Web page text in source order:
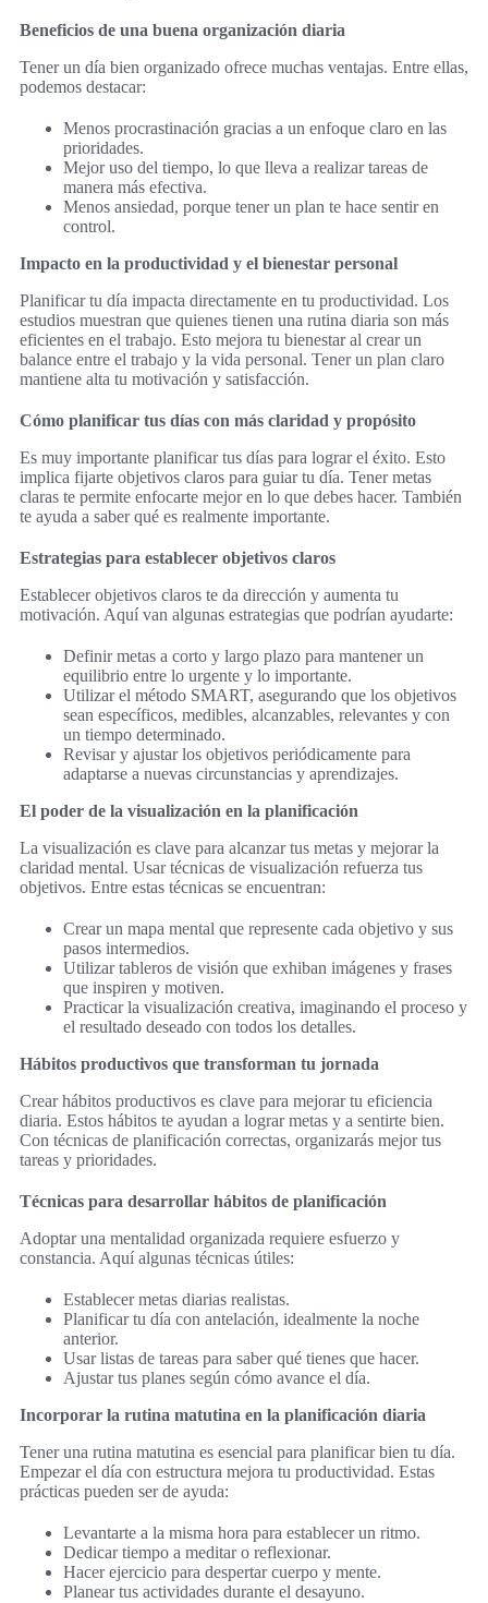
Beneficios de una buena organización diaria
Tener un día bien organizado ofrece muchas ventajas. Entre ellas,
podemos destacar:
Menos procrastinación gracias a un enfoque claro en las
prioridades.
Mejor uso del tiempo, lo que lleva a realizar tareas de
manera más efectiva.
Menos ansiedad, porque tener un plan te hace sentir en
control.
Impacto en la productividad y el bienestar personal
Planificar tu día impacta directamente en tu productividad. Los
estudios muestran que quienes tienen una rutina diaria son más
eficientes en el trabajo. Esto mejora tu bienestar al crear un
balance entre el trabajo y la vida personal. Tener un plan claro
mantiene alta tu motivación y satisfacción.
Cómo planificar tus días con más claridad y propósito
Es muy importante planificar tus días para lograr el éxito. Esto
implica fijarte objetivos claros para guiar tu día. Tener metas
claras te permite enfocarte mejor en lo que debes hacer. También
te ayuda a saber qué es realmente importante.
Estrategias para establecer objetivos claros
Establecer objetivos claros te da dirección y aumenta tu
motivación. Aquí van algunas estrategias que podrían ayudarte:
Definir metas a corto y largo plazo para mantener un
equilibrio entre lo urgente y lo importante.
Utilizar el método SMART, asegurando que los objetivos
sean específicos, medibles, alcanzables, relevantes y con
un tiempo determinado.
Revisar y ajustar los objetivos periódicamente para
adaptarse a nuevas circunstancias y aprendizajes.
El poder de la visualización en la planificación
La visualización es clave para alcanzar tus metas y mejorar la
claridad mental. Usar técnicas de visualización refuerza tus
objetivos. Entre estas técnicas se encuentran:
Crear un mapa mental que represente cada objetivo y sus
pasos intermedios.
Utilizar tableros de visión que exhiban imágenes y frases
que inspiren y motiven.
Practicar la visualización creativa, imaginando el proceso y
el resultado deseado con todos los detalles.
Hábitos productivos que transforman tu jornada
Crear hábitos productivos es clave para mejorar tu eficiencia
diaria. Estos hábitos te ayudan a lograr metas y a sentirte bien.
Con técnicas de planificación correctas, organizarás mejor tus
tareas y prioridades.
Técnicas para desarrollar hábitos de planificación
Adoptar una mentalidad organizada requiere esfuerzo y
constancia. Aquí algunas técnicas útiles:
Establecer metas diarias realistas.
Planificar tu día con antelación, idealmente la noche
anterior.
Usar listas de tareas para saber qué tienes que hacer.
Ajustar tus planes según cómo avance el día.
Incorporar la rutina matutina en la planificación diaria
Tener una rutina matutina es esencial para planificar bien tu día.
Empezar el día con estructura mejora tu productividad. Estas
prácticas pueden ser de ayuda:
Levantarte a la misma hora para establecer un ritmo.
Dedicar tiempo a meditar o reflexionar.
Hacer ejercicio para despertar cuerpo y mente.
Planear tus actividades durante el desayuno.